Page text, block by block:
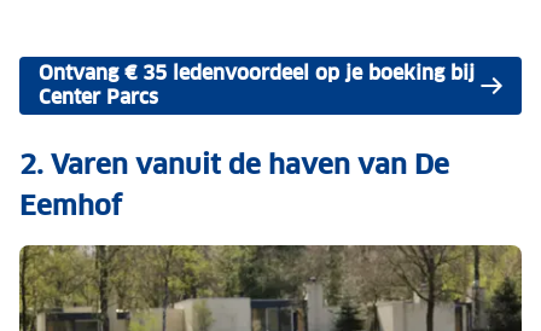
Ontvang € 35 ledenvoordeel op je boeking bij
Center Parcs
2. Varen vanuit de haven van De
Eemhof